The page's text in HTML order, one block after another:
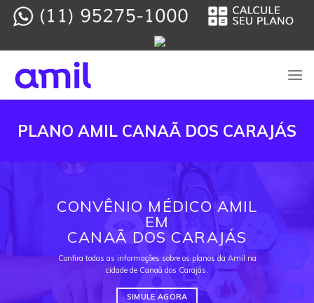
Skip
PLANO AMIL CANAÃ DOS CARAJÁS
CONVÊNIO MÉDICO AMIL
EM
CANAÃ DOS CARAJÁS
Confira todas as informações sobre os planos da Amil na
cidade de Canaã dos Carajás.
SIMULE AGORA